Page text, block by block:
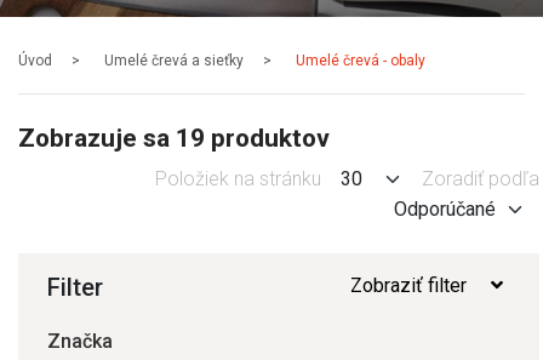
Úvod Umelé črevá a sieťky Umelé črevá - obaly
Zobrazuje sa 19 produktov
Položiek na stránku Zoradiť podľa
Filter Zobraziť filter
Značka